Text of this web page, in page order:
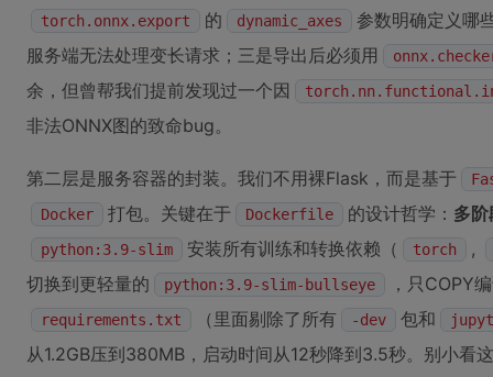
torch.onnx.export 的 dynamic_axes
参数明确定义哪
服务端无法处理变长请求；三是导出后必须用
余，但曾帮我们提前发现过一个因
非法ONNX图的致命bug。
第二层是服务容器的封装。我们不用裸Flask，而是基于
Docker
打包。关键在于 Dockerfile 的设计哲学： 多
python:3.9-slim 安装所有训练和转换依赖（ torch
,
切换到更轻量的
python:3.9-slim-bullseye ，只COPY
requirements.txt （里面剔除了所有 -dev 包和
从1.2GB压到380MB，启动时间从12秒降到3.5秒。别小